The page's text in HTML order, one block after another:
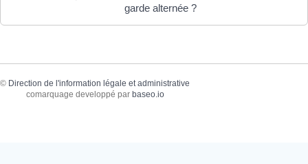
garde alternée ?
© Direction de l'information légale et administrative
comarquage developpé par baseo.io